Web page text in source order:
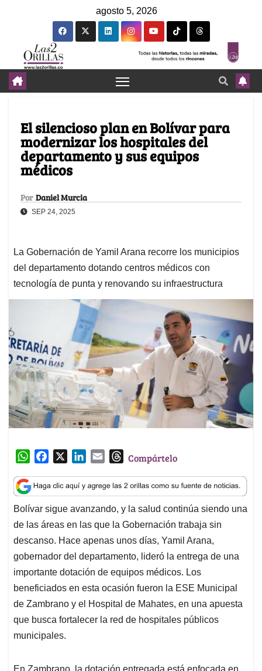
agosto 5, 2026
El silencioso plan en Bolívar para
modernizar los hospitales del
departamento y sus equipos
médicos
Por Daniel Murcia
SEP 24, 2025
La Gobernación de Yamil Arana recorre los municipios
del departamento dotando centros médicos con
tecnología de punta y renovando su infraestructura
W
a
t
s
A
p
p
c
e
b
o
o
k
n
k
e
d
I
n
a
i
l
T
r
e
a
d
s
Compártelo
Bolívar sigue avanzando, y la salud continúa siendo una
de las áreas en las que la Gobernación trabaja sin
descanso. Hace apenas unos días, Yamil Arana,
gobernador del departamento, lideró la entrega de una
importante dotación de equipos médicos. Los
beneficiados en esta ocasión fueron la ESE Municipal
de Zambrano y el Hospital de Mahates, en una apuesta
que busca fortalecer la red de hospitales públicos
municipales.